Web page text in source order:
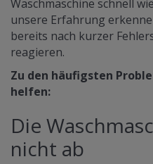
Waschmaschine schnell
unsere Erfahrung
bereits nach kurzer
reagieren.
Zu den häufigsten
helfen:
Die
nicht ab